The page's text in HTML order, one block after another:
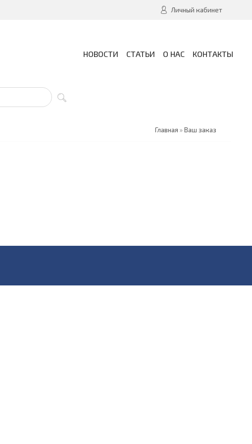
Личный кабинет
НОВОСТИ СТАТЬИ О НАС КОНТАКТЫ
Главная »Ваш заказ